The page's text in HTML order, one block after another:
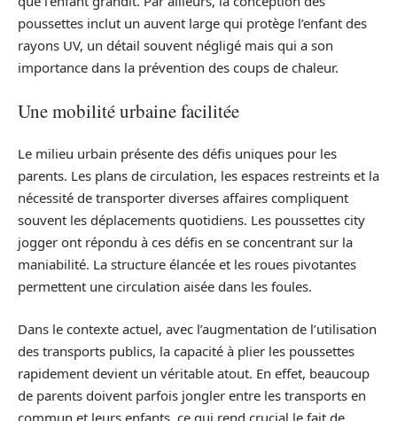
poussettes inclut un auvent large qui protège l’enfant des
rayons UV, un détail souvent négligé mais qui a son
importance dans la prévention des coups de chaleur.
Une mobilité urbaine facilitée
Le milieu urbain présente des défis uniques pour les
parents. Les plans de circulation, les espaces restreints et la
nécessité de transporter diverses affaires compliquent
souvent les déplacements quotidiens. Les poussettes city
jogger ont répondu à ces défis en se concentrant sur la
maniabilité. La structure élancée et les roues pivotantes
permettent une circulation aisée dans les foules.
Dans le contexte actuel, avec l’augmentation de l’utilisation
des transports publics, la capacité à plier les poussettes
rapidement devient un véritable atout. En effet, beaucoup
de parents doivent parfois jongler entre les transports en
commun et leurs enfants, ce qui rend crucial le fait de